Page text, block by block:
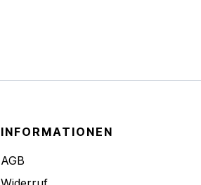
INFORMATIONEN
AGB